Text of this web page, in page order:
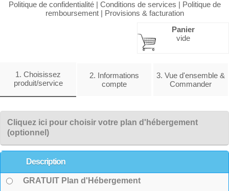
Politique de confidentialité| Conditions de services | Politique de
remboursement| Provisions & facturation
Panier
vide
1. Choisissez
produit/service
2. Informations
compte
3. Vue d'ensemble &
Commander
Cliquez ici pour choisir votre plan d'hébergement
(optionnel)
Description
GRATUIT Plan d'Hébergement